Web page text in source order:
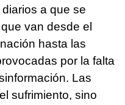
a que se
van desde el
hasta las
por la falta
Las
sufrimiento, sino